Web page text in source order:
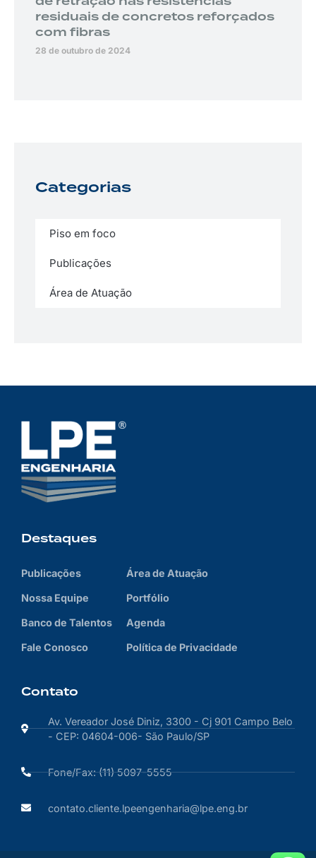
residuais de concretos reforçados
com fibras
28 de outubro de 2024
Categorias
Piso em foco
Publicações
Área de Atuação
Destaques
Publicações
Nossa Equipe
Banco de Talentos
Fale Conosco
Área de Atuação
Portfólio
Agenda
Política de Privacidade
Contato
Av. Vereador José Diniz, 3300 - Cj 901 Campo Belo
- CEP: 04604-006- São Paulo/SP
Fone/Fax: (11) 5097-5555
contato.cliente.lpeengenharia@lpe.eng.br